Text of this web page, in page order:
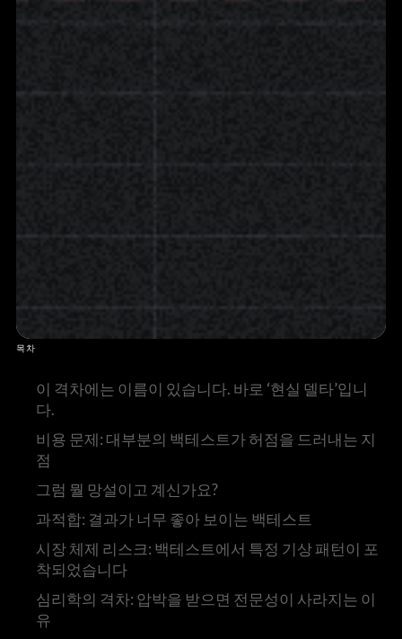
목차
이 격차에는 이름이 있습니다. 바로 ‘현실 델타’입니
다.
비용 문제: 대부분의 백테스트가 허점을 드러내는 지
점
그럼 뭘 망설이고 계신가요?
과적합: 결과가 너무 좋아 보이는 백테스트
시장 체제 리스크: 백테스트에서 특정 기상 패턴이 포
착되었습니다
심리학의 격차: 압박을 받으면 전문성이 사라지는 이
유